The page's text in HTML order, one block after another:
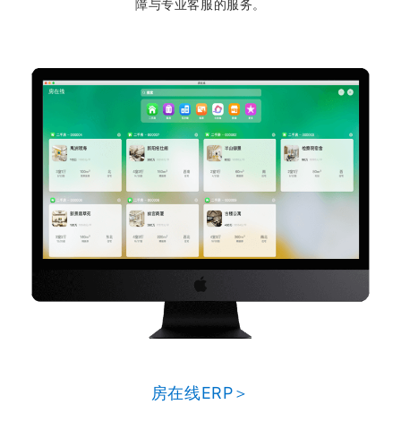
障与专业客服的服务。
房在线ERP＞